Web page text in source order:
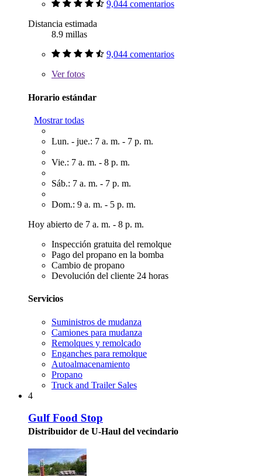
9,044 comentarios
Distancia estimada
8.9 millas
9,044 comentarios
Verfotos
Horario estándar
Mostrar todas
Lun. - jue.: 7 a. m. - 7 p. m.
Vie.: 7 a. m. - 8 p. m.
Sáb.: 7 a. m. - 7 p. m.
Dom.: 9 a. m. - 5 p. m.
Hoy abierto de 7 a. m. - 8 p. m.
Inspección gratuita del remolque
Pago del propano en la bomba
Cambio de propano
Devolución del cliente 24 horas
Servicios
Suministros de mudanza
Camiones para mudanza
Remolques y remolcado
Enganches para remolque
Autoalmacenamiento
Propano
Truck and Trailer Sales
4
Gulf Food Stop
Distribuidor de U-Haul del vecindario